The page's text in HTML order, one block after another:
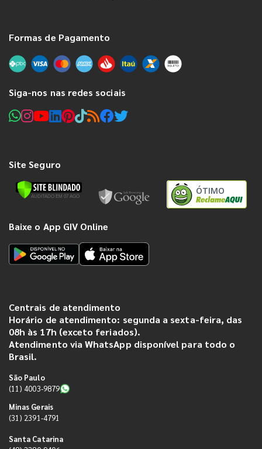
Formas de Pagamento
Siga-nos nas redes sociais
Site Seguro
ÓTIMO
Baixe o App GIV Online
Centrais de atendimento
Horário de atendimento: segunda a sexta-feira, das
08h às 17h (exceto feriados).
Atendimento via WhatsApp disponível para todo o
Brasil.
São Paulo
(11) 4003-9879
Minas Gerais
(31) 2391-4791
Santa Catarina